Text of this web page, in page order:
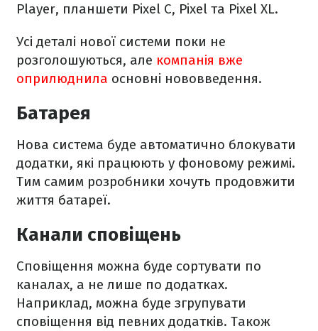
Player, планшети Pixel C, Pixel та Pixel XL.
Усі деталі нової системи поки не
розголошуються, але компанія вже
оприлюднила основні нововведення.
Батарея
Нова система буде автоматично блокувати
додатки, які працюють у фоновому режимі.
Тим самим розробники хочуть продовжити
життя батареї.
Канали сповіщень
Сповіщення можна буде сортувати по
каналах, а не лише по додатках.
Наприклад, можна буде згрупувати
сповіщення від певних додатків. Також